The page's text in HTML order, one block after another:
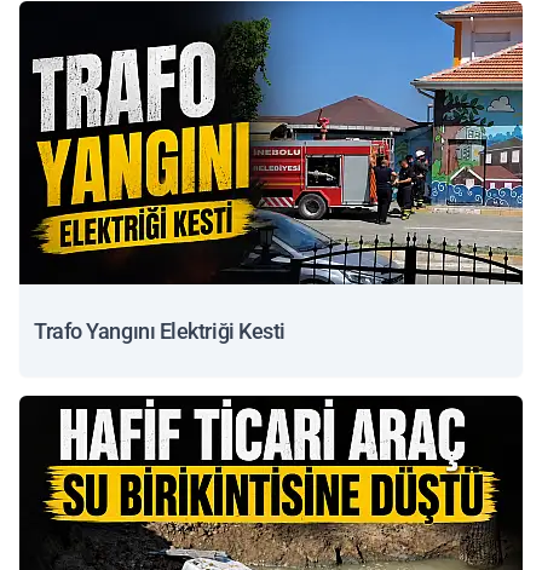
Trafo Yangını Elektriği Kesti